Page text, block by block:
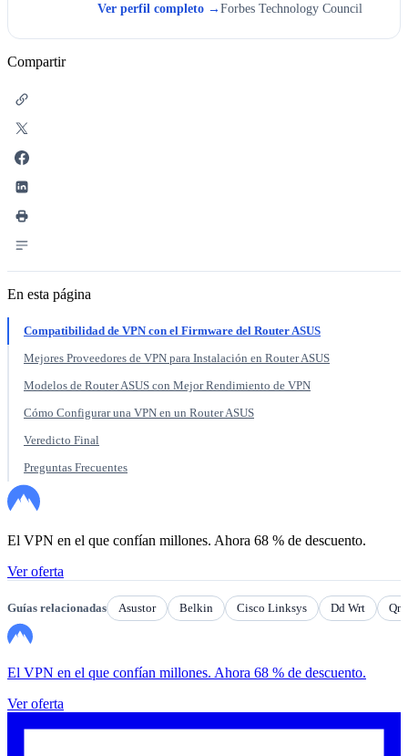
Ver perfil completo → Forbes Technology Council
Compartir
En esta página
Compatibilidad de VPN con el Firmware del Router ASUS
Mejores Proveedores de VPN para Instalación en Router ASUS
Modelos de Router ASUS con Mejor Rendimiento de VPN
Cómo Configurar una VPN en un Router ASUS
Veredicto Final
Preguntas Frecuentes
El VPN en el que confían millones. Ahora 68 % de descuento.
Ver oferta
Guías relacionadas Asustor Belkin Cisco Linksys Dd Wrt
El VPN en el que confían millones. Ahora 68 % de descuento.
Ver oferta